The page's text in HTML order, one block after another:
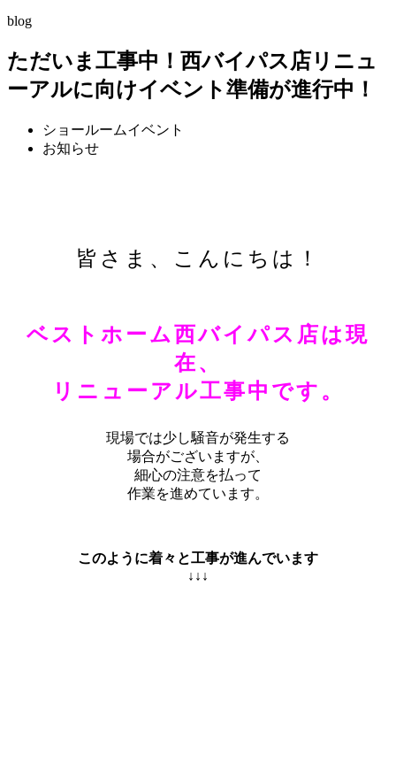
blog
ただいま工事中！西バイパス店リニュ
ーアルに向けイベント準備が進行中！
ショールームイベント
お知らせ
皆さま、こんにちは！
ベストホーム西バイパス店は現
在、
リニューアル工事中です。
現場では少し騒音が発生する
場合がございますが、
細心の注意を払って
作業を進めています。
このように着々と工事が進んでいます
↓↓↓